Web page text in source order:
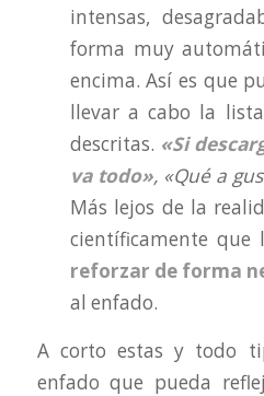
intensas,
forma muy
encima. Así es que
llevar a cabo la
descritas. «Si
va todo», «Qué a
Más lejos de la
científicamente que
reforzar de forma
al enfado.
A corto estas y todo
enfado que pueda